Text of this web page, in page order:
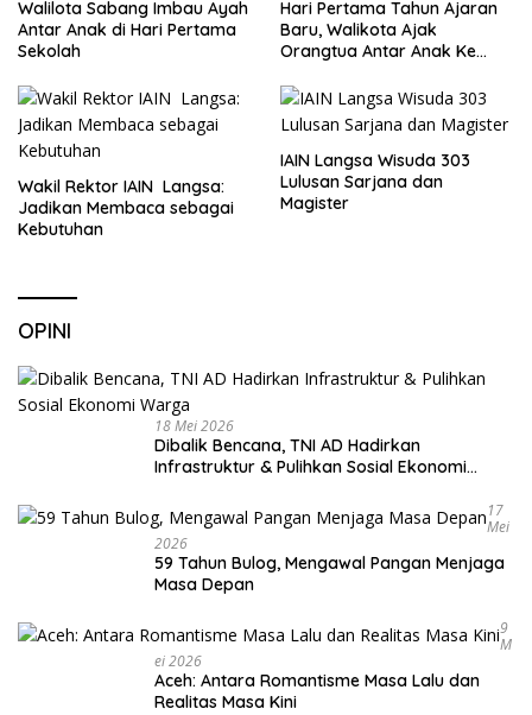
Walilota Sabang Imbau Ayah
Antar Anak di Hari Pertama
Sekolah
Hari Pertama Tahun Ajaran
Baru, Walikota Ajak
Orangtua Antar Anak Ke
Wakil Rektor IAIN Langsa:
Jadikan Membaca sebagai
Kebutuhan
IAIN Langsa Wisuda 303
Lulusan Sarjana dan
Magister
OPINI
18 Mei 2026
Dibalik Bencana, TNI AD Hadirkan
Infrastruktur & Pulihkan Sosial Ekonomi
17
Mei
2026
59 Tahun Bulog, Mengawal Pangan Menjaga
Masa Depan
9
M
Ei 2026
Aceh: Antara Romantisme Masa Lalu dan
Realitas Masa Kini